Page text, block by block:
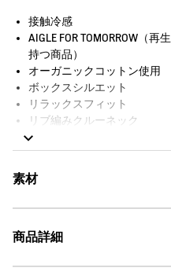
接触冷感
AIGLE FOR TOMORROW（
持つ商品）
オーガニックコットン使用
ボックスシルエット
リラックスフィット
リブ編みクルーネック
左胸にロゴプリント
バックボディにグラフィッ
右サイド裾にAIGLEバードロゴ
素材
商品詳細